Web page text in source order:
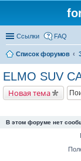
Ссылки FAQ
Список форумов
ELMO SUV
Новая тема
В этом форуме нет